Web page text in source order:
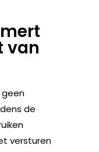
van
geen
de
versturen